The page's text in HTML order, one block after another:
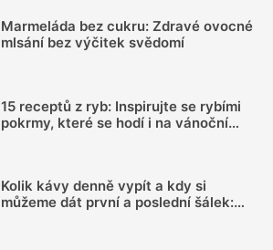
Marmeláda bez cukru: Zdravé ovocné
mlsání bez výčitek svědomí
15 receptů z ryb: Inspirujte se rybími
pokrmy, které se hodí i na vánoční
Kolik kávy denně vypít a kdy si
můžeme dát první a poslední šálek: